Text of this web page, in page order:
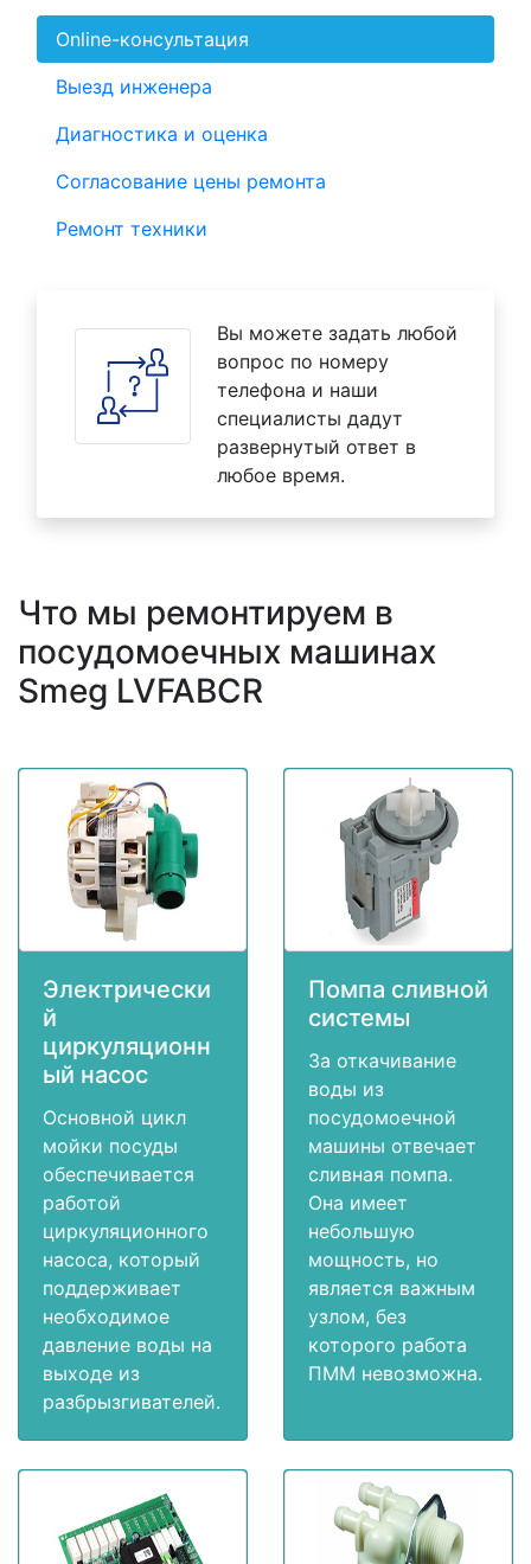
Online-консультация
Выезд инженера
Диагностика и оценка
Согласование цены ремонта
Ремонт техники
Вы можете задать любой
вопрос по номеру
телефона и наши
специалисты дадут
развернутый ответ в
любое время.
Что мы ремонтируем в
посудомоечных машинах
Smeg LVFABCR
Электрически
й
циркуляционн
ый насос
Основной цикл
мойки посуды
обеспечивается
работой
циркуляционного
насоса, который
поддерживает
необходимое
давление воды на
выходе из
разбрызгивателей.
Помпа сливной
системы
За откачивание
воды из
посудомоечной
машины отвечает
сливная помпа.
Она имеет
небольшую
мощность, но
является важным
узлом, без
которого работа
ПММ невозможна.